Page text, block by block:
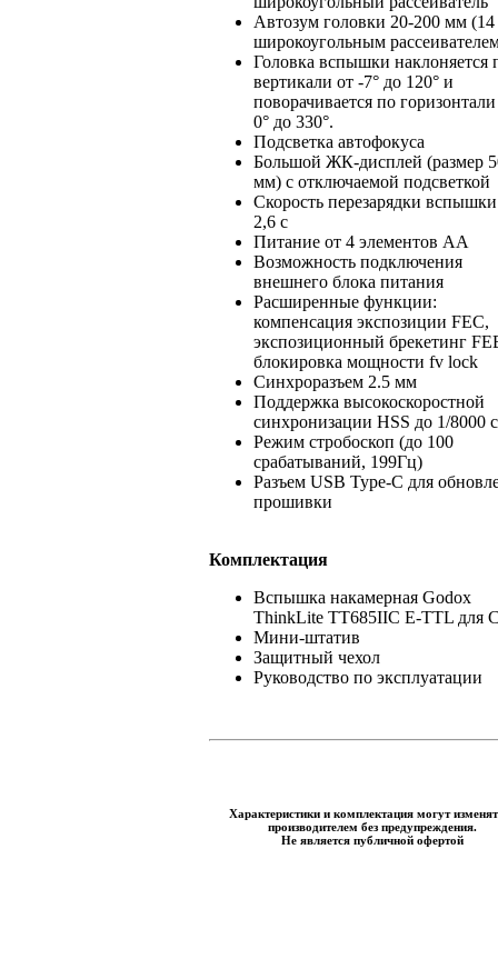
Автозум головки 20-200 мм
широкоугольным
Головка вспышки наклоняется
вертикали от -7° до 120° и
поворачивается по
0° до 330°.
Подсветка автофокуса
Большой ЖК-дисплей (размер
мм) с отключаемой подсветкой
Скорость перезарядки
2,6 с
Питание от 4 элементов АА
Возможность подключения
внешнего блока питания
Расширенные функции:
компенсация экспозиции FEC,
экспозиционный брекетинг
блокировка мощности fv lock
Синхроразъем 2.5 мм
Поддержка высокоскоростной
синхронизации HSS до 1/8000 с
Режим стробоскоп (до 100
срабатываний, 199Гц)
Разъем USB Type-C для
прошивки
Комплектация
Вспышка накамерная Godox
ThinkLite TT685IIC E-TTL для
Мини-штатив
Защитный чехол
Руководство по эксплуатации
Характеристики и комплектация могут
производителем без предупреждения.
Не является публичной офертой